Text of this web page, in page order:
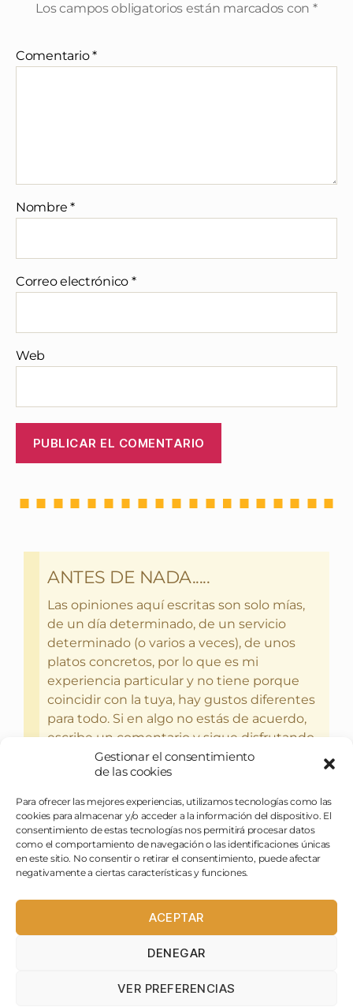
Gestionar el consentimiento
de las cookies
Para ofrecer las mejores experiencias, utilizamos tecnologías como las
cookies para almacenar y/o acceder a la información del dispositivo. El
consentimiento de estas tecnologías nos permitirá procesar datos
como el comportamiento de navegación o las identificaciones únicas
en este sitio. No consentir o retirar el consentimiento, puede afectar
negativamente a ciertas características y funciones.
ACEPTAR
DENEGAR
VER PREFERENCIAS
Los campos obligatorios están marcados con *
Comentario*
Nombre*
Correo electrónico *
Web
ANTES DE NADA.....
Las opiniones aquí escritas son solo mías,
de un día determinado, de un servicio
determinado (o varios a veces), de unos
platos concretos, por lo que es mi
experiencia particular y no tiene porque
coincidir con la tuya, hay gustos diferentes
para todo. Si en algo no estás de acuerdo,
escribe un comentario y sigue disfrutando
del bebercio y el glotoneo.